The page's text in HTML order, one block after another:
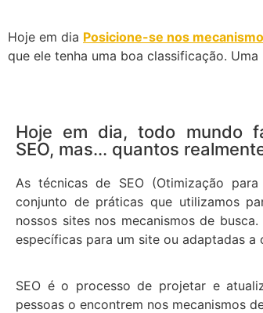
Hoje em dia Posicione-se nos
que ele tenha uma boa classificação.
Hoje em dia, todo mundo
SEO, mas... quantos
As técnicas de SEO (Otimização
conjunto de práticas que utilizamos
nossos sites nos mecanismos de
específicas para um site ou adaptadas
SEO é o processo de projetar e
pessoas o encontrem nos mecanismos